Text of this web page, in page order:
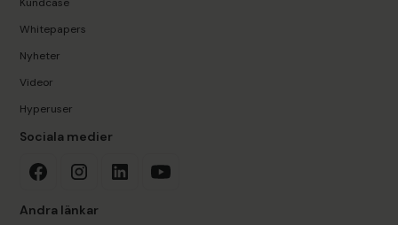
Whitepapers
Nyheter
Videor
Hyperuser
Sociala medier
Andra länkar